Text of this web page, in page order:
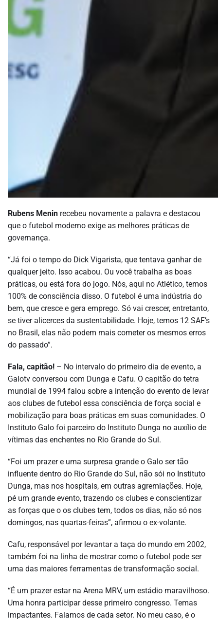
Rubens Menin recebeu novamente a palavra e destacou
que o futebol moderno exige as melhores práticas de
governança.
“Já foi o tempo do Dick Vigarista, que tentava ganhar de
qualquer jeito. Isso acabou. Ou você trabalha as boas
práticas, ou está fora do jogo. Nós, aqui no Atlético, temos
100% de consciência disso. O futebol é uma indústria do
bem, que cresce e gera emprego. Só vai crescer, entretanto,
se tiver alicerces da sustentabilidade. Hoje, temos 12 SAF’s
no Brasil, elas não podem mais cometer os mesmos erros
do passado”.
Fala, capitão! – No intervalo do primeiro dia de evento, a
Galotv conversou com Dunga e Cafu. O capitão do tetra
mundial de 1994 falou sobre a intenção do evento de levar
aos clubes de futebol essa consciência de força social e
mobilização para boas práticas em suas comunidades. O
Instituto Galo foi parceiro do Instituto Dunga no auxílio de
vítimas das enchentes no Rio Grande do Sul.
“Foi um prazer e uma surpresa grande o Galo ser tão
influente dentro do Rio Grande do Sul, não sói no Instituto
Dunga, mas nos hospitais, em outras agremiações. Hoje,
pé um grande evento, trazendo os clubes e conscientizar
as forças que o os clubes tem, todos os dias, não só nos
domingos, nas quartas-feiras”, afirmou o ex-volante.
Cafu, responsável por levantar a taça do mundo em 2002,
também foi na linha de mostrar como o futebol pode ser
uma das maiores ferramentas de transformação social.
“É um prazer estar na Arena MRV, um estádio maravilhoso.
Uma honra participar desse primeiro congresso. Temas
impactantes. Falamos de cada setor. No meu caso, é o